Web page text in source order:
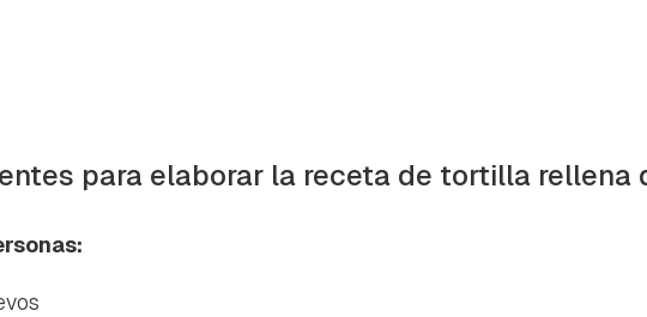
para elaborar la receta de tortilla rellena